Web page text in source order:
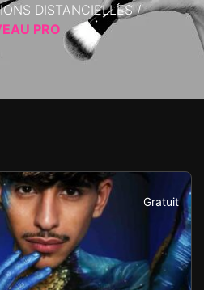
DISTANCIELLES /
PRO
Gratuit